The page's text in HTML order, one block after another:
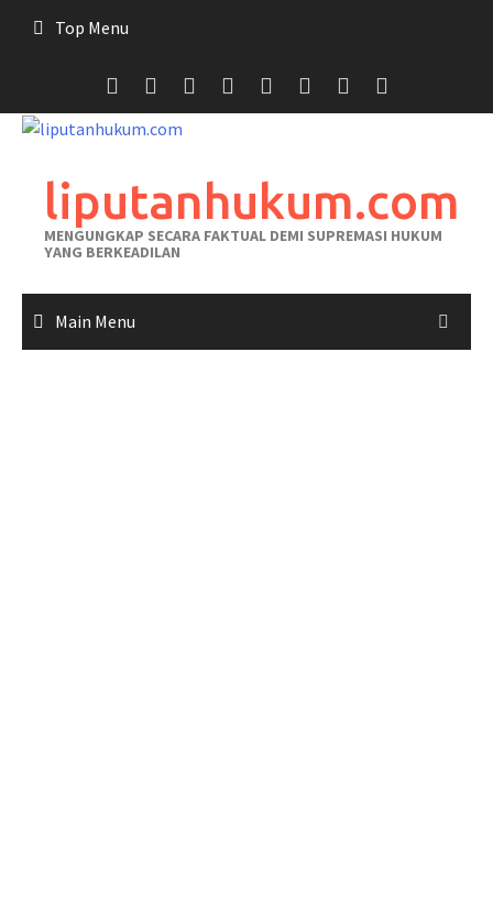
Top Menu
liputanhukum.com
MENGUNGKAP SECARA FAKTUAL DEMI SUPREMASI HUKUM
YANG BERKEADILAN
Main Menu